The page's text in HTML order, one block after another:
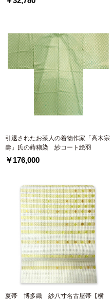
引退されたお茶人の着物作家「高木宗
壽」氏の蒔糊染 紗コート絵羽
￥176,000
夏帯 博多織 紗八寸名古屋帯【横